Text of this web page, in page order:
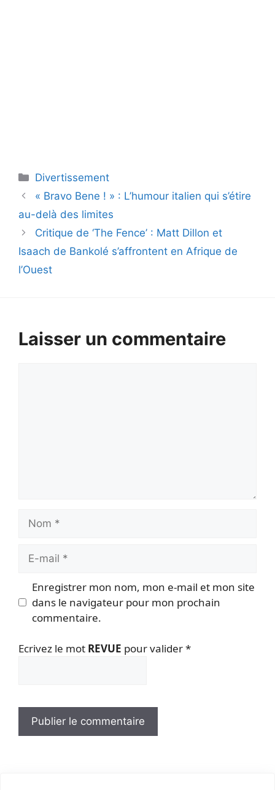
Catégories
Divertissement
« Bravo Bene ! » : L’humour italien qui s’étire
au-delà des limites
Critique de ‘The Fence’ : Matt Dillon et
Isaach de Bankolé s’affrontent en Afrique de
l’Ouest
Laisser un commentaire
mail
Enregistrer mon nom, mon e-mail et mon site
dans le navigateur pour mon prochain
commentaire.
Ecrivez le mot REVUE pour valider*